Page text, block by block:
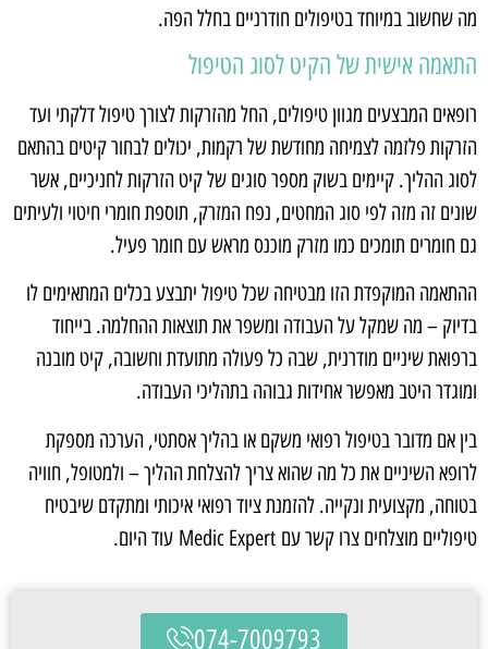
מה שחשוב במיוחד בטיפולים חודרניים בחלל הפה.
התאמה אישית של הקיט לסוג הטיפול
רופאים המבצעים מגוון טיפולים, החל מהזרקות לצורך טיפול דלקתי ועד
הזרקות פלזמה לצמיחה מחודשת של רקמות, יכולים לבחור קיטים בהתאם
לסוג ההליך. קיימים בשוק מספר סוגים של קיט הזרקות לחניכיים, אשר
שונים זה מזה לפי סוג המחטים, נפח המזרק, תוספת חומרי חיטוי ולעיתים
גם חומרים תומכים כמו מזרק מוכנס מראש עם חומר פעיל.
ההתאמה המוקפדת הזו מבטיחה שכל טיפול יתבצע בכלים המתאימים לו
בדיוק – מה שמקל על העבודה ומשפר את תוצאות ההחלמה. בייחוד
ברפואת שיניים מודרנית, שבה כל פעולה מתועדת וחשובה, קיט מובנה
ומוגדר היטב מאפשר אחידות גבוהה בתהליכי העבודה.
בין אם מדובר בטיפול רפואי משקם או בהליך אסתטי, הערכה מספקת
לרופא השיניים את כל מה שהוא צריך להצלחת ההליך – ולמטופל, חוויה
בטוחה, מקצועית ונקייה. להזמנת ציוד רפואי איכותי ומתקדם שיבטיח
טיפוליים מוצלחים צרו קשר עם Medic Expert עוד היום.
074-7009793